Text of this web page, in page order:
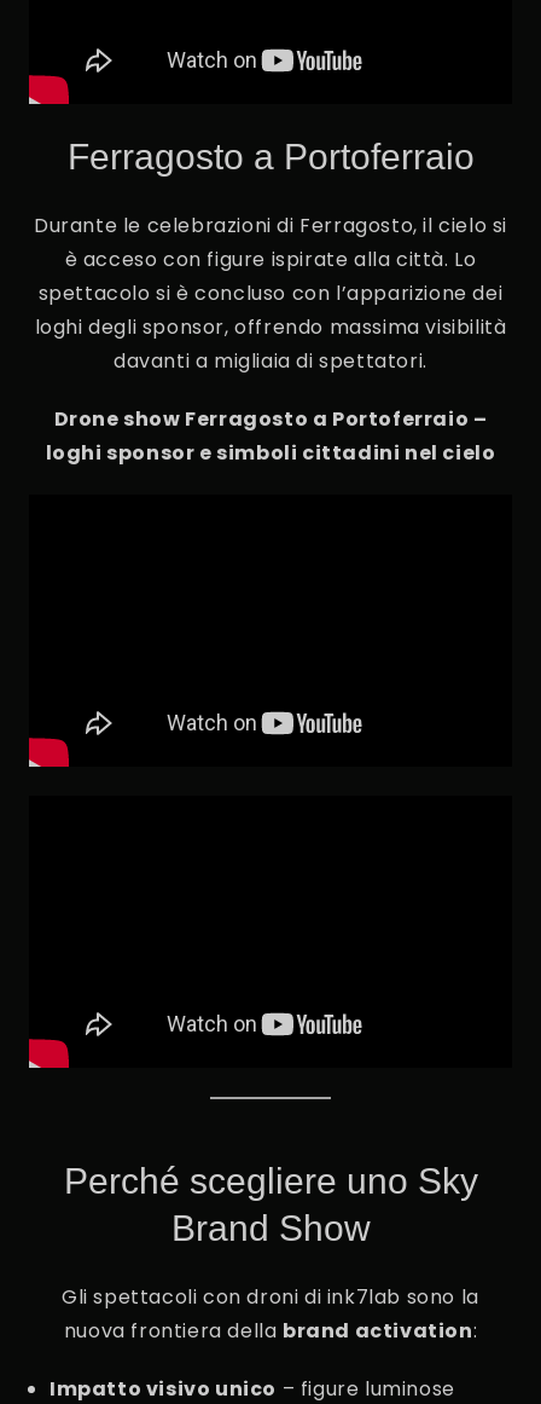
Ferragosto a Portoferraio
Durante le celebrazioni di Ferragosto, il cielo si
è acceso con figure ispirate alla città. Lo
spettacolo si è concluso con l’apparizione dei
loghi degli sponsor, offrendo massima visibilità
davanti a migliaia di spettatori.
Drone show Ferragosto a Portoferraio –
loghi sponsor e simboli cittadini nel cielo
Perché scegliere uno Sky
Brand Show
Gli spettacoli con droni di ink7lab sono la
nuova frontiera della brand activation:
Impatto visivo unico – figure luminose